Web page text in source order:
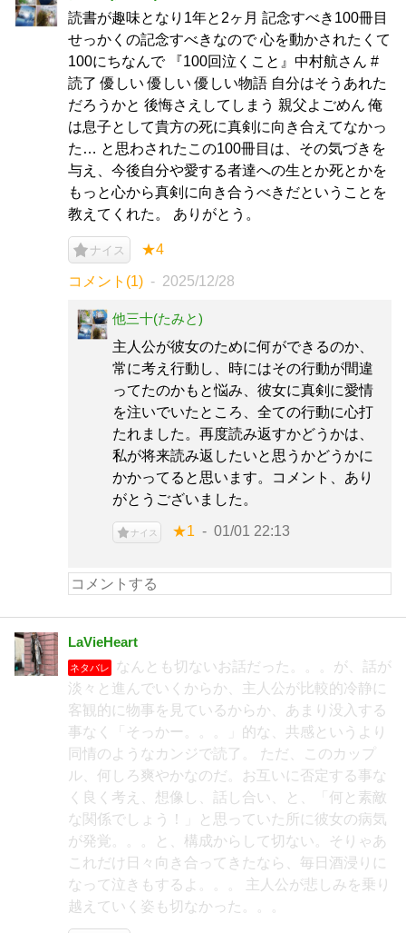
読書が趣味となり1年と2ヶ月 記念すべき100冊目
せっかくの記念すべきなので 心を動かされたくて
100にちなんで 『100回泣くこと』中村航さん #
読了 優しい 優しい 優しい物語 自分はそうあれた
だろうかと 後悔さえしてしまう 親父よごめん 俺
は息子として貴方の死に真剣に向き合えてなかっ
た… と思わされたこの100冊目は、その気づきを
与え、今後自分や愛する者達への生とか死とかを
もっと心から真剣に向き合うべきだということを
教えてくれた。 ありがとう。
ナイス ★4
コメント(1) 2025/12/28
他三十(たみと)
主人公が彼女のために何ができるのか、
常に考え行動し、時にはその行動が間違
ってたのかもと悩み、彼女に真剣に愛情
を注いでいたところ、全ての行動に心打
たれました。再度読み返すかどうかは、
私が将来読み返したいと思うかどうかに
かかってると思います。コメント、あり
がとうございました。
ナイス ★1 01/01 22:13
LaVieHeart
ネタバレ
なんとも切ないお話だった。。。が、話が
淡々と進んでいくからか、主人公が比較的冷静に
客観的に物事を見ているからか、あまり没入する
事なく「そっかー。。。」的な、共感というより
同情のようなカンジで読了。 ただ、このカップ
ル、何しろ爽やかなのだ。お互いに否定する事な
く良く考え、想像し、話し合い、と、「何と素敵
な関係でしょう！」と思っていた所に彼女の病気
が発覚。。。と、構成からして切ない。そりゃあ
これだけ日々向き合ってきたなら、毎日酒浸りに
なって泣きもするよ。。。 主人公が悲しみを乗り
越えていく姿も切なかった。。。